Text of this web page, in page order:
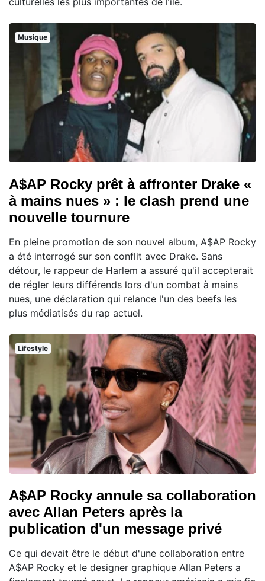
Musique
A$AP Rocky prêt à affronter Drake «
à mains nues » : le clash prend une
nouvelle tournure
En pleine promotion de son nouvel album, A$AP Rocky
a été interrogé sur son conflit avec Drake. Sans
détour, le rappeur de Harlem a assuré qu'il accepterait
de régler leurs différends lors d'un combat à mains
nues, une déclaration qui relance l'un des beefs les
plus médiatisés du rap actuel.
Lifestyle
A$AP Rocky annule sa collaboration
avec Allan Peters après la
publication d'un message privé
Ce qui devait être le début d'une collaboration entre
A$AP Rocky et le designer graphique Allan Peters a